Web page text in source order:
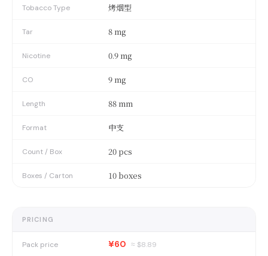
Tobacco Type 烤烟型
Tar 8 mg
Nicotine 0.9 mg
CO 9 mg
Length 88 mm
Format 中支
Count / Box 20 pcs
Boxes / Carton 10 boxes
PRICING
Pack price ¥60 ≈ $8.89